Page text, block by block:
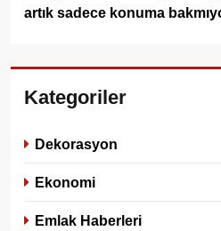
artık sadece konuma
Kategoriler
Dekorasyon
Ekonomi
Emlak Haberleri